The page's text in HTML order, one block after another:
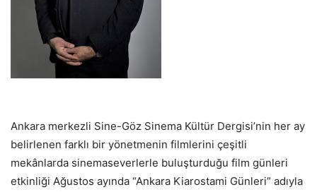
Ankara merkezli Sine-Göz Sinema Kültür Dergisi’nin her ay
belirlenen farklı bir yönetmenin filmlerini çeşitli
mekânlarda sinemaseverlerle buluşturduğu film günleri
etkinliği Ağustos ayında “Ankara Kiarostami Günleri” adıyla